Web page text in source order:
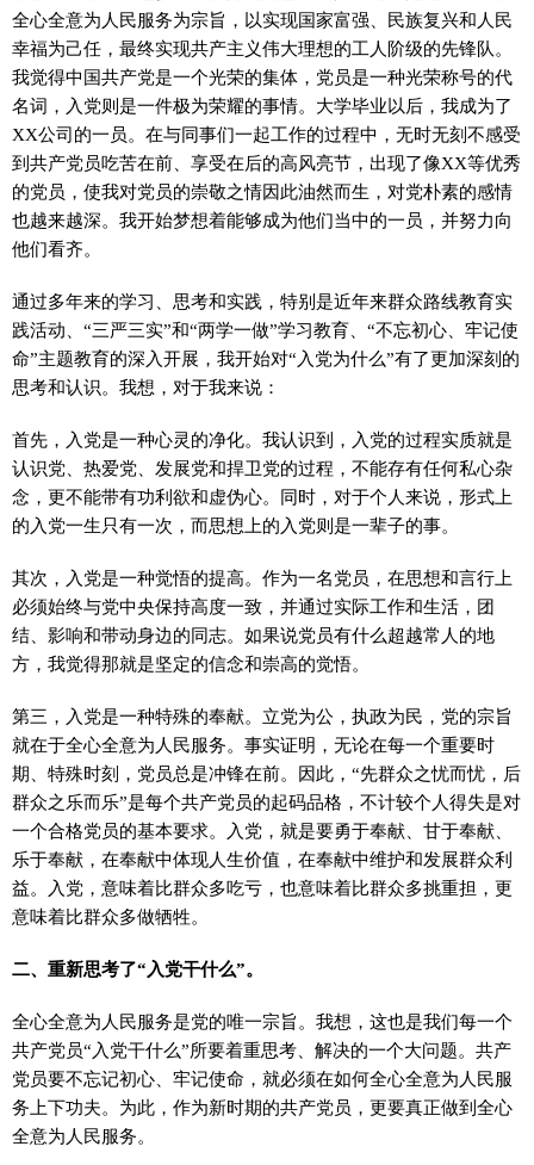
全心全意为人民服务为宗旨，以实现国家富强、民族复兴和人民
幸福为己任，最终实现共产主义伟大理想的工人阶级的先锋队。
我觉得中国共产党是一个光荣的集体，党员是一种光荣称号的代
名词，入党则是一件极为荣耀的事情。大学毕业以后，我成为了
XX公司的一员。在与同事们一起工作的过程中，无时无刻不感受
到共产党员吃苦在前、享受在后的高风亮节，出现了像XX等优秀
的党员，使我对党员的崇敬之情因此油然而生，对党朴素的感情
也越来越深。我开始梦想着能够成为他们当中的一员，并努力向
他们看齐。
通过多年来的学习、思考和实践，特别是近年来群众路线教育实
践活动、“三严三实”和“两学一做”学习教育、“不忘初心、牢记使
命”主题教育的深入开展，我开始对“入党为什么”有了更加深刻的
思考和认识。我想，对于我来说：
首先，入党是一种心灵的净化。我认识到，入党的过程实质就是
认识党、热爱党、发展党和捍卫党的过程，不能存有任何私心杂
念，更不能带有功利欲和虚伪心。同时，对于个人来说，形式上
的入党一生只有一次，而思想上的入党则是一辈子的事。
其次，入党是一种觉悟的提高。作为一名党员，在思想和言行上
必须始终与党中央保持高度一致，并通过实际工作和生活，团
结、影响和带动身边的同志。如果说党员有什么超越常人的地
方，我觉得那就是坚定的信念和崇高的觉悟。
第三，入党是一种特殊的奉献。立党为公，执政为民，党的宗旨
就在于全心全意为人民服务。事实证明，无论在每一个重要时
期、特殊时刻，党员总是冲锋在前。因此，“先群众之忧而忧，后
群众之乐而乐”是每个共产党员的起码品格，不计较个人得失是对
一个合格党员的基本要求。入党，就是要勇于奉献、甘于奉献、
乐于奉献，在奉献中体现人生价值，在奉献中维护和发展群众利
益。入党，意味着比群众多吃亏，也意味着比群众多挑重担，更
意味着比群众多做牺牲。
二、重新思考了“入党干什么”。
全心全意为人民服务是党的唯一宗旨。我想，这也是我们每一个
共产党员“入党干什么”所要着重思考、解决的一个大问题。共产
党员要不忘记初心、牢记使命，就必须在如何全心全意为人民服
务上下功夫。为此，作为新时期的共产党员，更要真正做到全心
全意为人民服务。